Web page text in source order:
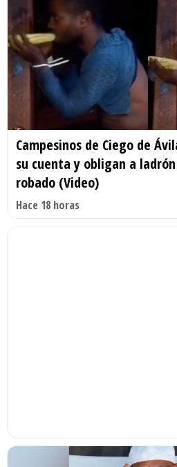
Campesinos de Ciego de
su cuenta y obligan a
robado (Video)
Hace 18 horas